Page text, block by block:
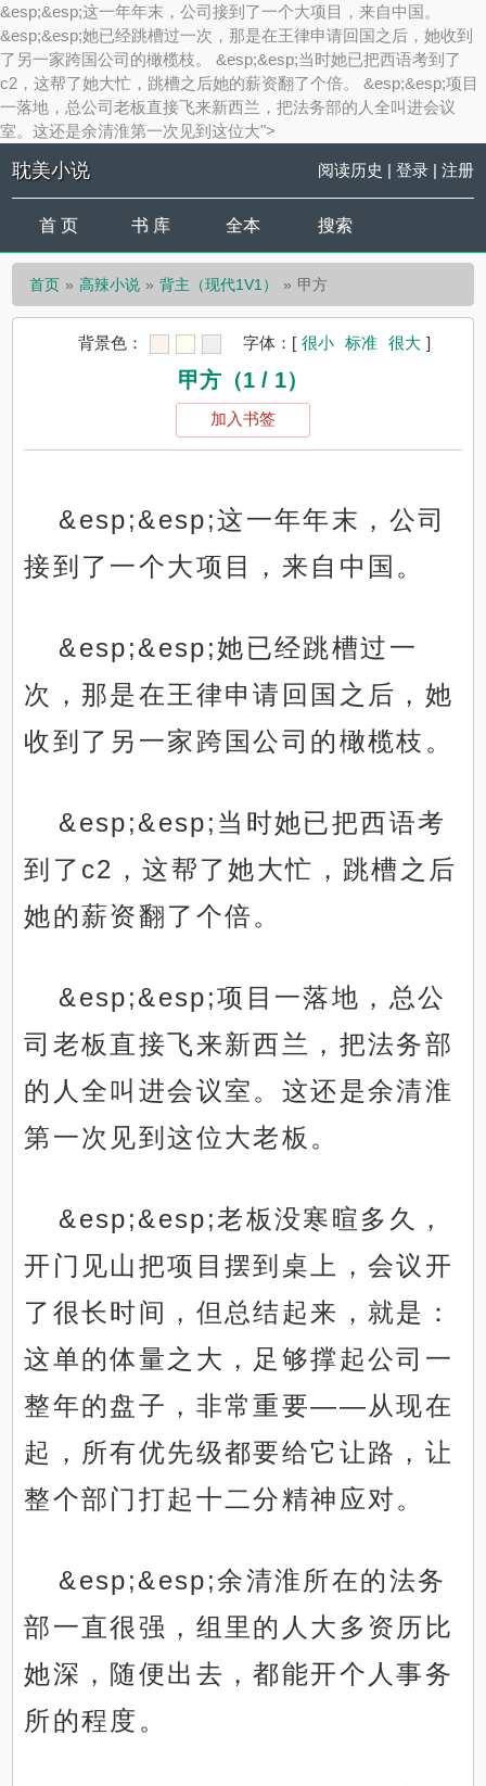
&esp;&esp;这一年年末，公司接到了一个大项目，来自中国。
&esp;&esp;她已经跳槽过一次，那是在王律申请回国之后，她收到
了另一家跨国公司的橄榄枝。 &esp;&esp;当时她已把西语考到了
c2，这帮了她大忙，跳槽之后她的薪资翻了个倍。 &esp;&esp;项目
一落地，总公司老板直接飞来新西兰，把法务部的人全叫进会议
室。这还是余清淮第一次见到这位大">
耽美小说 阅读历史 | 登录| 注册
首 页 书 库 全本 搜索
首页 高辣小说 背主（现代1V1） 甲方
背景色： 字体： [ 很小 标准 很大 ]
甲方（1 / 1）
加入书签
&esp;&esp;这一年年末，公司
接到了一个大项目，来自中国。
&esp;&esp;她已经跳槽过一
次，那是在王律申请回国之后，她
收到了另一家跨国公司的橄榄枝。
&esp;&esp;当时她已把西语考
到了c2，这帮了她大忙，跳槽之后
她的薪资翻了个倍。
&esp;&esp;项目一落地，总公
司老板直接飞来新西兰，把法务部
的人全叫进会议室。这还是余清淮
第一次见到这位大老板。
&esp;&esp;老板没寒暄多久，
开门见山把项目摆到桌上，会议开
了很长时间，但总结起来，就是：
这单的体量之大，足够撑起公司一
整年的盘子，非常重要——从现在
起，所有优先级都要给它让路，让
整个部门打起十二分精神应对。
&esp;&esp;余清淮所在的法务
部一直很强，组里的人大多资历比
她深，随便出去，都能开个人事务
所的程度。